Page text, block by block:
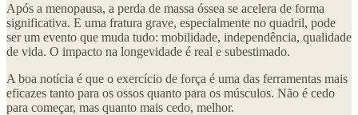
Após a menopausa, a perda de massa óssea se acelera de forma
significativa. E uma fratura grave, especialmente no quadril, pode
ser um evento que muda tudo: mobilidade, independência, qualidade
de vida. O impacto na longevidade é real e subestimado.
A boa notícia é que o exercício de força é uma das ferramentas mais
eficazes tanto para os ossos quanto para os músculos. Não é cedo
para começar, mas quanto mais cedo, melhor.